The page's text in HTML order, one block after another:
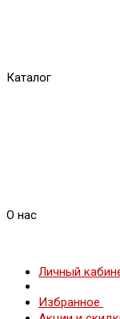
Каталог
О нас
Личный
Избранное